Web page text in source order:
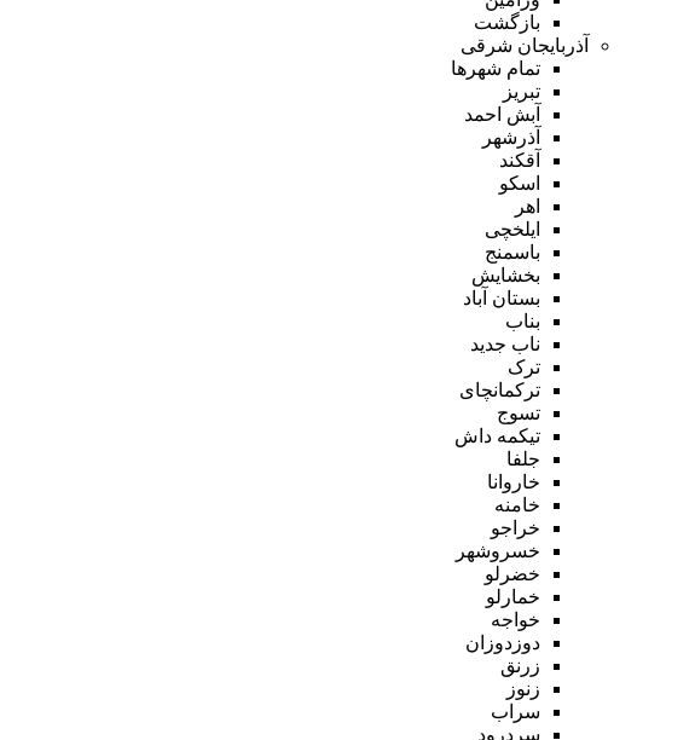
بازگشت
آذربایجان شرقی
تمام شهر‌ها
تبریز
آبش احمد
آذرشهر
آقکند
اسکو
اهر
ایلخچی
باسمنج
بخشایش
بستان آباد
بناب
ناب جدید
ترک
ترکمانچای
تسوج
تیکمه داش
جلفا
خاروانا
خامنه
خراجو
خسروشهر
خضرلو
خمارلو
خواجه
دوزدوزان
زرنق
زنوز
سراب
سردرود